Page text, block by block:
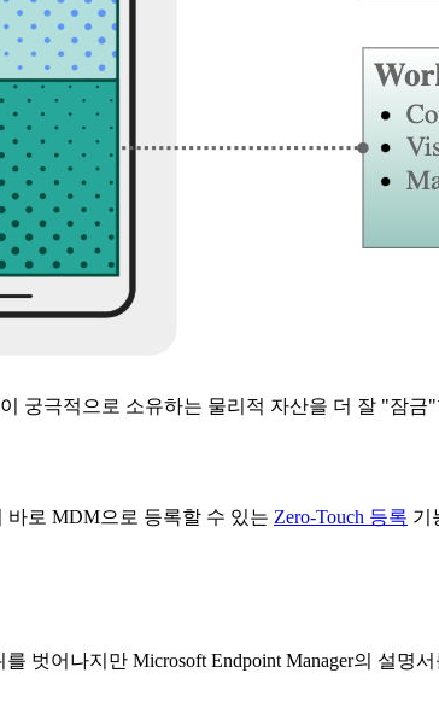
궁극적으로 소유하는 물리적 자산을 더 잘 "잠금
바로 MDM으로 등록할 수 있는 Zero-Touch 등록 기
벗어나지만 Microsoft Endpoint Manager의 설명